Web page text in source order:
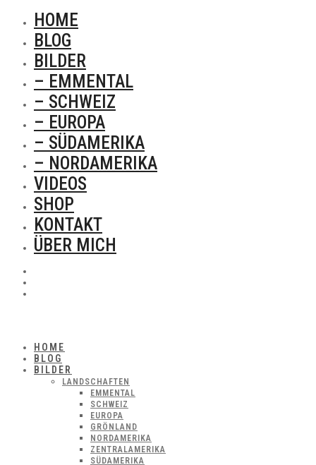
HOME
BLOG
BILDER
– EMMENTAL
– SCHWEIZ
– EUROPA
– SÜDAMERIKA
– NORDAMERIKA
VIDEOS
SHOP
KONTAKT
ÜBER MICH
HOME
BLOG
BILDER
LANDSCHAFTEN
EMMENTAL
SCHWEIZ
EUROPA
GRÖNLAND
NORDAMERIKA
ZENTRALAMERIKA
SÜDAMERIKA